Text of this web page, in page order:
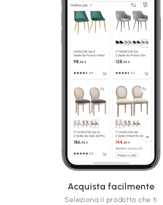
Acquista facilmente
Seleziona il prodotto che ti